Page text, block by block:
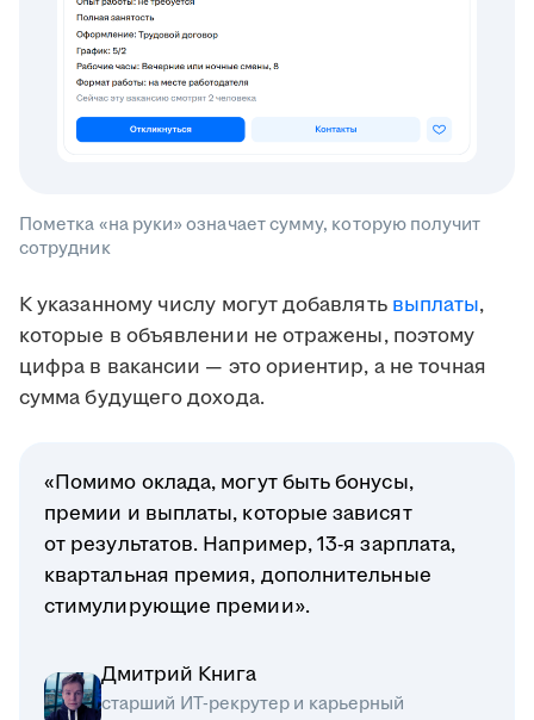
Пометка «на руки» означает сумму, которую получит
сотрудник
К указанному числу могут добавлять выплаты,
которые в объявлении не отражены, поэтому
цифра в вакансии — это ориентир, а не точная
сумма будущего дохода.
«Помимо оклада, могут быть бонусы,
премии и выплаты, которые зависят
от результатов. Например, 13-я зарплата,
квартальная премия, дополнительные
стимулирующие премии».
Дмитрий Книга
старший ИТ-рекрутер и карьерный